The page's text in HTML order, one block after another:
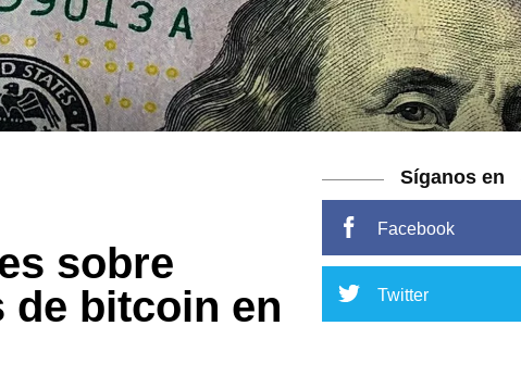
sobre
de bitcoin en
Síganos en
Facebook
Twitter